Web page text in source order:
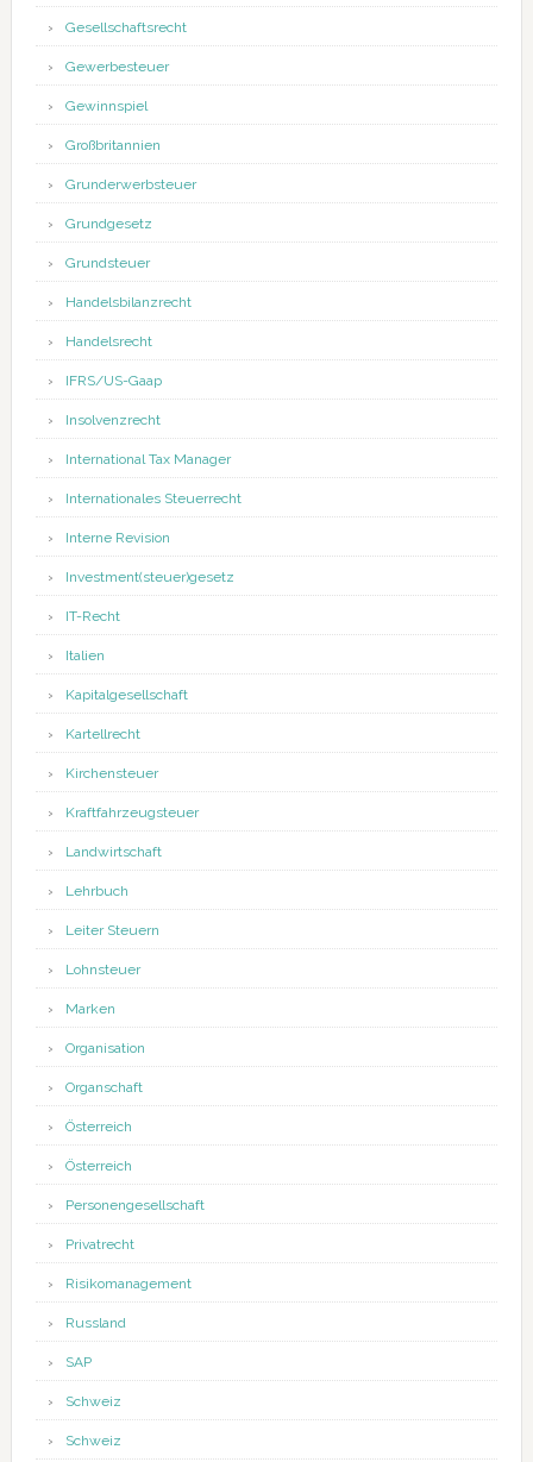
Gesellschaftsrecht
Gewerbesteuer
Gewinnspiel
Großbritannien
Grunderwerbsteuer
Grundgesetz
Grundsteuer
Handelsbilanzrecht
Handelsrecht
IFRS/US-Gaap
Insolvenzrecht
International Tax Manager
Internationales Steuerrecht
Interne Revision
Investment(steuer)gesetz
IT-Recht
Italien
Kapitalgesellschaft
Kartellrecht
Kirchensteuer
Kraftfahrzeugsteuer
Landwirtschaft
Lehrbuch
Leiter Steuern
Lohnsteuer
Marken
Organisation
Organschaft
Österreich
Österreich
Personengesellschaft
Privatrecht
Risikomanagement
Russland
SAP
Schweiz
Schweiz